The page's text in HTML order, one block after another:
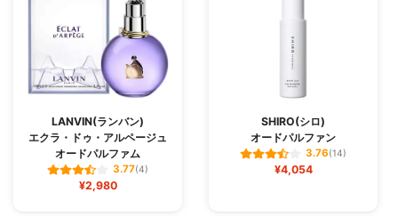
LANVIN(ランバン)
エクラ・ドゥ・アルページュ
オードパルファム
3.77(4)
¥2,980
SHIRO(シロ)
オードパルファン
3.76(14)
¥4,054